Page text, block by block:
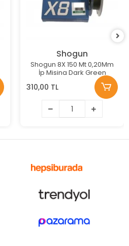
Shogun
Shogun 8X 150 Mt 0,20Mm
İp Misina Dark Green
310,00 TL